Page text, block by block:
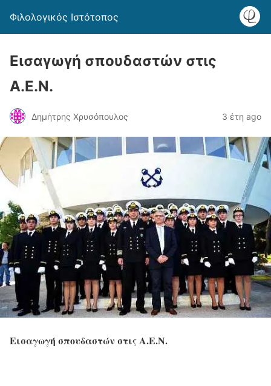
Φιλολογικός Ιστότοπος
Εισαγωγή σπουδαστών στις
Α.Ε.Ν.
Δημήτρης Χρυσόπουλος 3 έτη ago
Εισαγωγή σπουδαστών στις Α.Ε.Ν.